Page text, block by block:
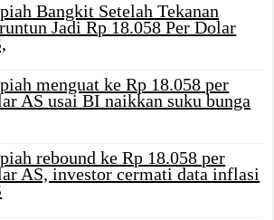
Bangkit Setelah Tekanan
Jadi Rp 18.058 Per Dolar
menguat ke Rp 18.058 per
AS usai BI naikkan suku bunga
rebound ke Rp 18.058 per
AS, investor cermati data inflasi